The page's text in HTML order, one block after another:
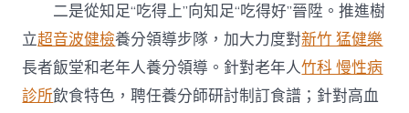
二是從知足“吃得上”向知足“吃得好”晉陞。推進樹
立超音波健檢養分領導步隊，加大力度對新竹 猛健樂
長者飯堂和老年人養分領導。針對老年人竹科 慢性病
診所飲食特色，聘任養分師研討制訂食譜；針對高血